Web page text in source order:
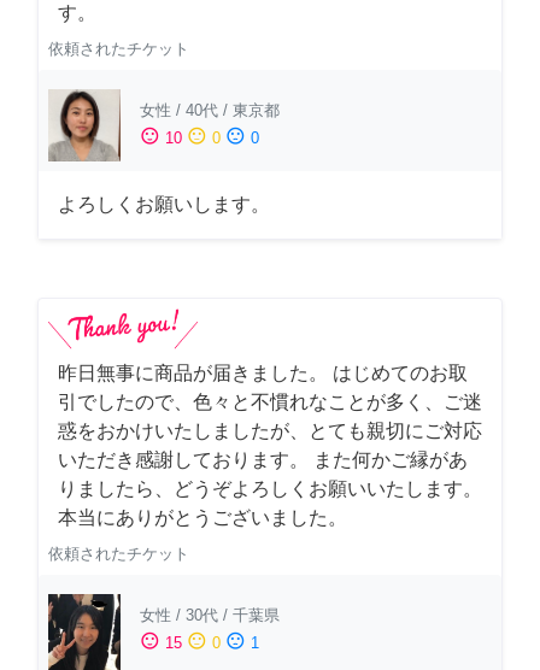
す。
依頼されたチケット
女性 / 40代 / 東京都
sentiment_satisfied 10 sentiment_neutral 0 sentiment_dissatisfied 0
よろしくお願いします。
昨日無事に商品が届きました。 はじめてのお取
引でしたので、色々と不慣れなことが多く、ご迷
惑をおかけいたしましたが、とても親切にご対応
いただき感謝しております。 また何かご縁があ
りましたら、どうぞよろしくお願いいたします。
本当にありがとうございました。
依頼されたチケット
女性 / 30代 / 千葉県
sentiment_satisfied 15 sentiment_neutral 0 sentiment_dissatisfied 1